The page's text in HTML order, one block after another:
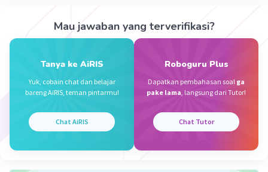
Mau jawaban yang terverifikasi?
Tanya ke AiRIS
Yuk, cobain chat dan belajar
bareng AiRIS, teman pintarmu!
Chat AiRIS
Roboguru Plus
Dapatkan pembahasan soal ga
pake lama, langsung dari Tutor!
Chat Tutor